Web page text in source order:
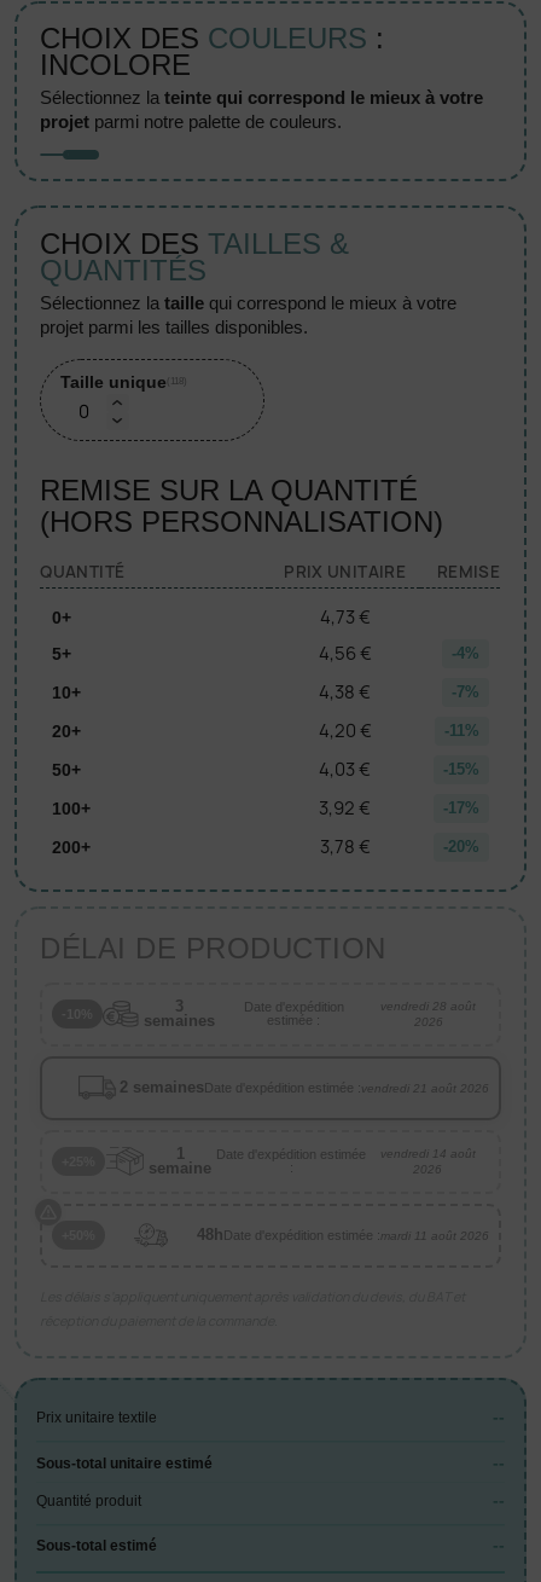
CHOIX DES COULEURS :
INCOLORE
sélectionnez lateinte qui correspond le mieux à votre
projet parmi notre palette de couleurs.
CHOIX DES TAILLES &
QUANTITÉS
sélectionnez lataille qui correspond le mieux à votre
projet parmi les tailles disponibles.
Taille unique (118)
REMISE SUR LA QUANTITÉ
(HORS PERSONNALISATION)
QUANTITÉ PRIX UNITAIRE REMISE
0+ 4,73 €
5+ 4,56 € -4%
10+ 4,38 € -7%
20+ 4,20 € -11%
50+ 4,03 € -15%
100+ 3,92 € -17%
200+ 3,78 € -20%
DÉLAI DE PRODUCTION
3
semaines
Date d'expédition
estimée :
vendredi 28 août
2026
2 semainesDate d'expédition estimée :vendredi 21 août 2026
1
semaine
Date d'expédition estimée
:
vendredi 14 août
2026
48hDate d'expédition estimée :mardi 11 août 2026
Prix unitaire textile --
Sous-total unitaire estimé --
Quantité produit --
Sous-total estimé --